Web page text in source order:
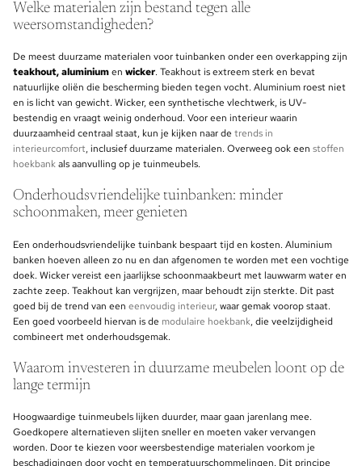
Welke materialen zijn bestand tegen alle
weersomstandigheden?
De meest duurzame materialen voor tuinbanken onder een overkapping zijn
teakhout, aluminiumen wicker. Teakhout is extreem sterk en bevat
natuurlijke oliën die bescherming bieden tegen vocht. Aluminium roest niet
en is licht van gewicht. Wicker, een synthetische vlechtwerk, is UV-
bestendig en vraagt weinig onderhoud. Voor een interieur waarin
duurzaamheid centraal staat, kun je kijken naar de trends in
interieurcomfort, inclusief duurzame materialen. Overweeg ook een stoffen
hoekbankals aanvulling op je tuinmeubels.
Onderhoudsvriendelijke tuinbanken: minder
schoonmaken, meer genieten
Een onderhoudsvriendelijke tuinbank bespaart tijd en kosten. Aluminium
banken hoeven alleen zo nu en dan afgenomen te worden met een vochtige
doek. Wicker vereist een jaarlijkse schoonmaakbeurt met lauwwarm water en
zachte zeep. Teakhout kan vergrijzen, maar behoudt zijn sterkte. Dit past
goed bij de trend van een eenvoudig interieur, waar gemak voorop staat.
Een goed voorbeeld hiervan is de modulaire hoekbank, die veelzijdigheid
combineert met onderhoudsgemak.
Waarom investeren in duurzame meubelen loont op de
lange termijn
Hoogwaardige tuinmeubels lijken duurder, maar gaan jarenlang mee.
Goedkopere alternatieven slijten sneller en moeten vaker vervangen
worden. Door te kiezen voor weersbestendige materialen voorkom je
beschadigingen door vocht en temperatuurschommelingen. Dit principe